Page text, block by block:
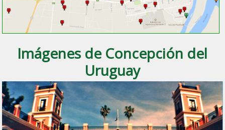
Imágenes de Concepción del
Uruguay